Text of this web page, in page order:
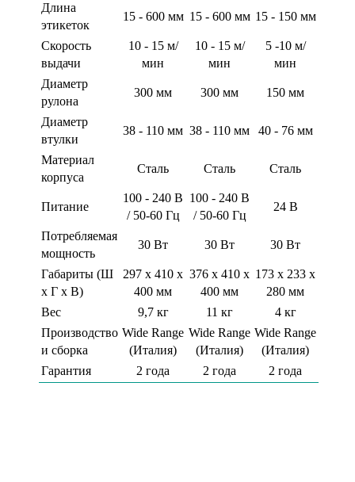
Длина
этикеток
15 - 600 мм 15 - 600 мм 15 - 150 мм
Скорость
выдачи
10 - 15 м/
мин
10 - 15 м/
мин
5 -10 м/
мин
Диаметр
рулона
300 мм 300 мм 150 мм
Диаметр
втулки
38 - 110 мм 38 - 110 мм 40 - 76 мм
Материал
корпуса
Сталь Сталь Сталь
Питание
100 - 240 В
/ 50-60 Гц
100 - 240 В
/ 50-60 Гц
24 В
Потребляемая
мощность
30 Вт 30 Вт 30 Вт
Габариты (Ш
х Г x В)
297 х 410 х
400 мм
376 х 410 х
400 мм
173 х 233 х
280 мм
Вес
9,7 кг 11 кг
4 кг
Производство
и сборка
Wide Range
(Италия)
Wide Range
(Италия)
Wide Range
(Италия)
Гарантия
2 года 2 года 2 года